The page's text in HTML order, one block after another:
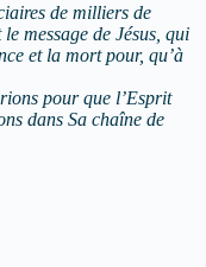
de milliers de
message de Jésus, qui
et la mort pour, qu’à
pour que l’Esprit
dans Sa chaîne de